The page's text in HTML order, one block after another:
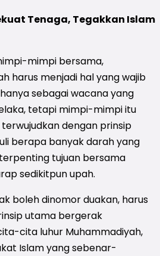
Tenaga, Tegakkan Islam
mimpi bersama,
harus menjadi hal yang wajib
sebagai wacana yang
tetapi mimpi-mimpi itu
dengan prinsip
berapa banyak darah yang
tujuan bersama
sedikitpun upah.
boleh dinomor duakan, harus
utama bergerak
cita luhur Muhammadiyah,
Islam yang sebenar-